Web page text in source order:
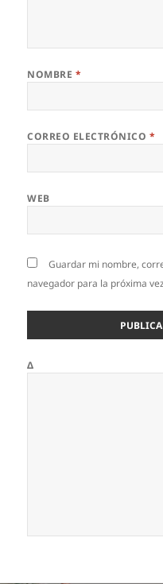
NOMBRE *
CORREO ELECTRÓNICO *
WEB
Guardar mi nombre,
navegador para la próxima
Δ